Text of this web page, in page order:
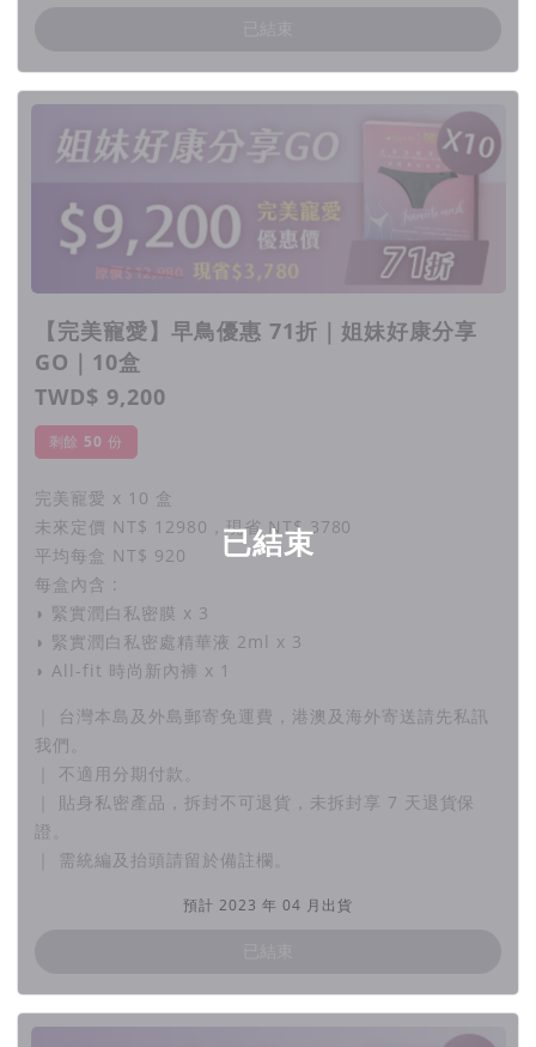
2. 生理期或表皮有外傷時，請勿使用；使用中如有不
適，請立即停止使用，以大量清水沖洗，並請教專業醫
3. 產品請置於陰涼乾澡處，避免陽光直接照射，開封後
▎退換貨規則
依《消費者保護法》規定，商品簽收翌日起為七天之鑑
賞期，欲退購者請於七日内提出，逾期恕不受理。退回
商品必須是全新未拆封狀態且包装完整（含商品本體、
配件、贈品、原廠包裝及所有附隨文件或資料），如果
遺失、毀損或缺件，將按損毁程度賠償整新費用，並視
情況可能影響退貨權益。因本產品屬個人私密用品，為
▎風險與承諾
募資預購計畫有眾多變數，我們團隊會盡最大努力，確
認每個過程，但如遇不可控之因素（生產備貨意外、天
災與人為…等各種不可預期的之變數），將於第一時間
通知您最新的備貨狀態與到貨日期。
換之變因，若無法接受可能（不一定會發生）延退替
換，請來信客服，取消您的贊助。
▎聯絡我們
https://www.facebook.com/Cozilife2022/
已結束
【完美寵愛】早鳥優惠 71折｜姐妹好康分享
GO｜10盒
TWD$ 9,200
剩餘 50 份
完美寵愛 x 10 盒
未來定價 NT$ 12980，現省 NT$ 3780
平均每盒 NT$ 920
每盒內含 :
◗ 緊實潤白私密膜 x 3
◗ 緊實潤白私密處精華液 2ml x 3
◗ All-fit 時尚新內褲 x 1
｜ 台灣本島及外島郵寄免運費，港澳及海外寄送請先私訊
我們。
｜ 不適用分期付款。
｜ 貼身私密產品，拆封不可退貨，未拆封享 7 天退貨保
證。
｜ 需統編及抬頭請留於備註欄。
預計 2023 年 04 月出貨